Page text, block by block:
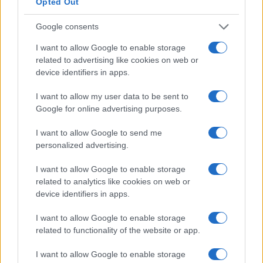
Google consents
I want to allow Google to enable storage
related to advertising like cookies on web or
device identifiers in apps.
I want to allow my user data to be sent to
Google for online advertising purposes.
I want to allow Google to send me
personalized advertising.
I want to allow Google to enable storage
related to analytics like cookies on web or
device identifiers in apps.
I want to allow Google to enable storage
related to functionality of the website or app.
I want to allow Google to enable storage
Tipos de impuestos en Austria
Impuesto sobre la renta
Como escribimos anteriormente, el sistema de impuesto
sobre la renta en Austria es progresivo y va desde el 0% si
gana 11.000 EUR (12.136 USD) o menos, hasta la tasa
millón de EUR (1,11 millones de USD).
El salario medio anual en Austria es de aproximadamente
32.992 EUR (36.400 USD), por lo que el porcentaje medio
del impuesto sobre la renta sería del 42%, o 13.857 EUR
(15.290 USD).